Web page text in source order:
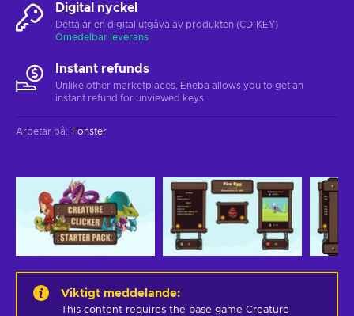
Digital nyckel
Detta är en digital utgåva av produkten (CD-KEY)
Omedelbar leverans
Instant refunds
Unlike other marketplaces, Eneba allows you to get an
instant refund for unviewed keys.
Arbetar på: Fönster
Viktigt meddelande:
This content requires the base game Creature